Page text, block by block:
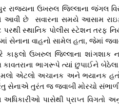
રાજ્યના ઉખરુલ જિલ્લાના જંગલ
આવી છે સવારના સમયે આસામ
પરથી સ્થાનિક પોલીસ સ્ટેશન તરફ
સેનાના વાહનો સામેલ હતા, જેમાં
કાફલો ઉખરુલ જિલ્લાના શાંગશાક
કાવતરાના ભાગરૂપે ત્યાં છુપાઈને
એટલો અચાનક અને ભયાનક હતો
સેનાએ તુરંત જ જવાબી મોરચો સંભાળી
અધિકારીઓ પાસેથી પ્રાપ્ત